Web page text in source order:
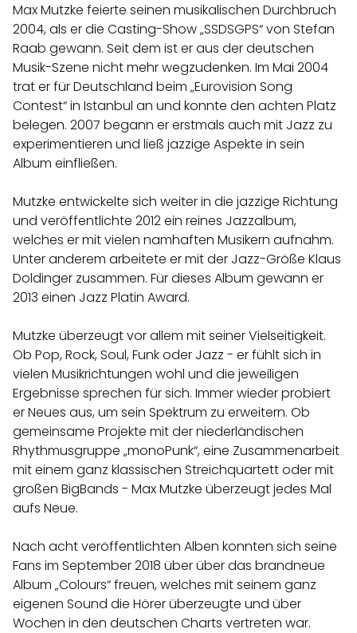
Max Mutzke feierte seinen musikalischen Durchbruch
2004, als er die Casting-Show „SSDSGPS“ von Stefan
Raab gewann. Seit dem ist er aus der deutschen
Musik-Szene nicht mehr wegzudenken. Im Mai 2004
trat er für Deutschland beim „Eurovision Song
Contest“ in Istanbul an und konnte den achten Platz
belegen. 2007 begann er erstmals auch mit Jazz zu
experimentieren und ließ jazzige Aspekte in sein
Album einfließen.
Mutzke entwickelte sich weiter in die jazzige Richtung
und veröffentlichte 2012 ein reines Jazzalbum,
welches er mit vielen namhaften Musikern aufnahm.
Unter anderem arbeitete er mit der Jazz-Größe Klaus
Doldinger zusammen. Für dieses Album gewann er
2013 einen Jazz Platin Award.
Mutzke überzeugt vor allem mit seiner Vielseitigkeit.
Ob Pop, Rock, Soul, Funk oder Jazz - er fühlt sich in
vielen Musikrichtungen wohl und die jeweiligen
Ergebnisse sprechen für sich. Immer wieder probiert
er Neues aus, um sein Spektrum zu erweitern. Ob
gemeinsame Projekte mit der niederländischen
Rhythmusgruppe „monoPunk“, eine Zusammenarbeit
mit einem ganz klassischen Streichquartett oder mit
großen BigBands - Max Mutzke überzeugt jedes Mal
aufs Neue.
Nach acht veröffentlichten Alben konnten sich seine
Fans im September 2018 über über das brandneue
Album „Colours“ freuen, welches mit seinem ganz
eigenen Sound die Hörer überzeugte und über
Wochen in den deutschen Charts vertreten war.